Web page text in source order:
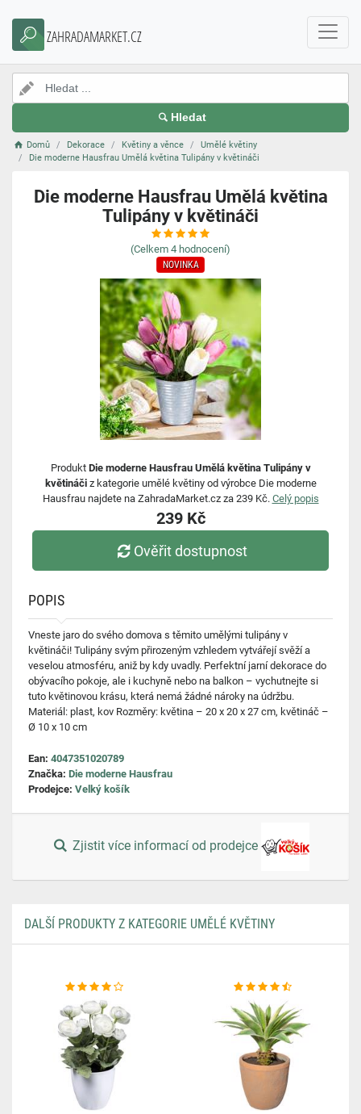
ZAHRADAMARKET.CZ
Hledat
Domů Dekorace Květiny a věnce
Umělé květiny
Die moderne Hausfrau Umělá květina Tulipány v květináči
Die moderne Hausfrau Umělá květina
Tulipány v květináči
(Celkem 4 hodnocení)
NOVINKA
Produkt Die moderne Hausfrau Umělá květina Tulipány v
květináčiz kategorie umělé květiny od výrobce Die moderne
Hausfrau najdete na ZahradaMarket.cz za 239 Kč. Celý popis
239 Kč
Ověřit dostupnost
POPIS
Vneste jaro do svého domova s ​​těmito umělými tulipány v
květináči! Tulipány svým přirozeným vzhledem vytvářejí svěží a
veselou atmosféru, aniž by kdy uvadly. Perfektní jarní dekorace do
obývacího pokoje, ale i kuchyně nebo na balkon – vychutnejte si
tuto květinovou krásu, která nemá žádné nároky na údržbu.
Materiál: plast, kov Rozměry: květina – 20 x 20 x 27 cm, květináč –
Ø 10 x 10 cm
Ean: 4047351020789
Značka: Die moderne Hausfrau
Prodejce: Velký košík
Zjistit více informací od prodejce
DALŠÍ PRODUKTY Z KATEGORIE UMĚLÉ KVĚTINY